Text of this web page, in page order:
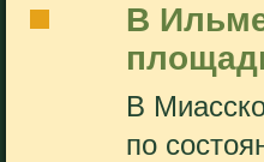
В
В
по